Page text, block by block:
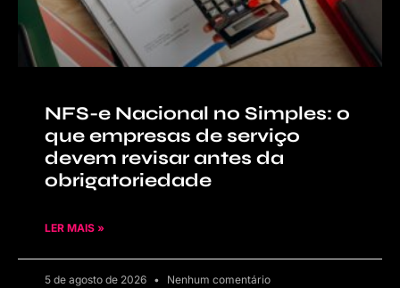
NFS-e Nacional no Simples: o
que empresas de serviço
devem revisar antes da
obrigatoriedade
LER MAIS »
5 de agosto de 2026 Nenhum comentário